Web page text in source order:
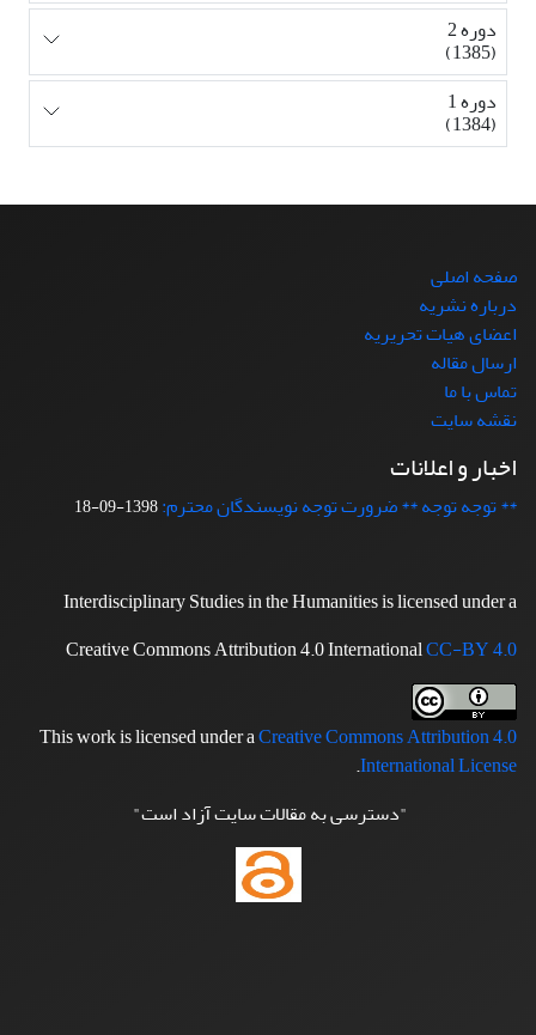
دوره 2
(1385)
دوره 1
(1384)
صفحه اصلی
درباره نشریه
اعضای هیات تحریریه
ارسال مقاله
تماس با ما
نقشه سایت
اخبار و اعلانات
** توجه توجه ** ضرورت توجه نویسندگان محترم:1398-09-18
Interdisciplinary Studies in the Humanities is licensed under a
Creative Commons Attribution 4.0 InternationalCC-BY 4.0
This work is licensed under aCreative Commons Attribution 4.0
International License
.
"دسترسی به مقالات سایت آزاد است"